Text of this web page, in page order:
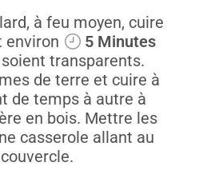
à feu moyen, cuire
environ
5 Minutes
transparents.
de terre et cuire à
de temps à autre à
en bois. Mettre les
casserole allant au